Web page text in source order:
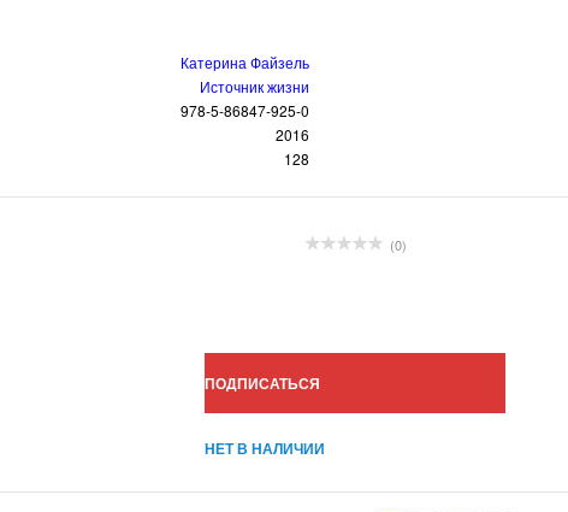
Катерина Файзель
Источник жизни
978-5-86847-925-0
2016
128
(0)
ПОДПИСАТЬСЯ
НЕТ В НАЛИЧИИ